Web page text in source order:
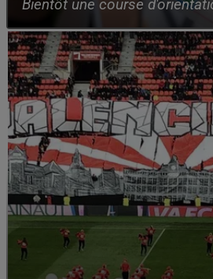
Bientôt une course